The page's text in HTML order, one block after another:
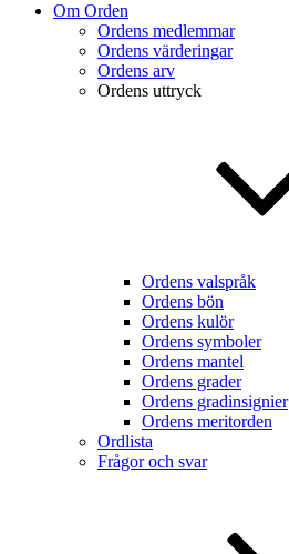
Om Orden
Ordens medlemmar
Ordens värderingar
Ordens arv
Ordens uttryck
Ordens valspråk
Ordens bön
Ordens kulör
Ordens symboler
Ordens mantel
Ordens grader
Ordens gradinsignier
Ordens meritorden
Ordlista
Frågor och svar